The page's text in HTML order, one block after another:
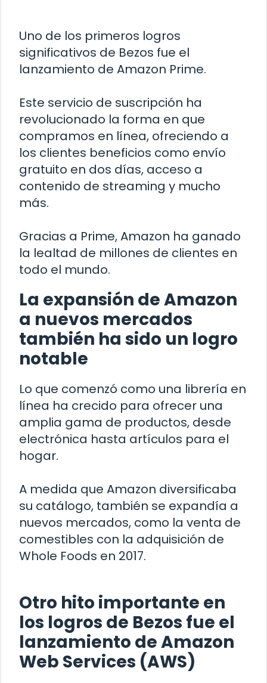
Uno de los primeros logros
significativos de Bezos fue el
lanzamiento de Amazon Prime.
Este servicio de suscripción ha
revolucionado la forma en que
compramos en línea, ofreciendo a
los clientes beneficios como envío
gratuito en dos días, acceso a
contenido de streaming y mucho
más.
Gracias a Prime, Amazon ha ganado
la lealtad de millones de clientes en
todo el mundo.
La expansión de Amazon
a nuevos mercados
también ha sido un logro
notable
Lo que comenzó como una librería en
línea ha crecido para ofrecer una
amplia gama de productos, desde
electrónica hasta artículos para el
hogar.
A medida que Amazon diversificaba
su catálogo, también se expandía a
nuevos mercados, como la venta de
comestibles con la adquisición de
Whole Foods en 2017.
Otro hito importante en
los logros de Bezos fue el
lanzamiento de Amazon
Web Services (AWS)